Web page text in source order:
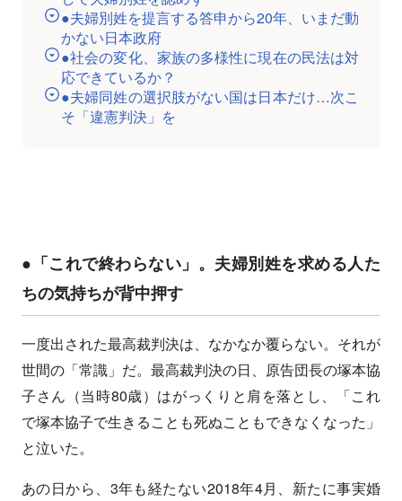
●夫婦別姓を提言する答申から20年、いまだ動
かない日本政府
●社会の変化、家族の多様性に現在の民法は対
応できているか？
●夫婦同姓の選択肢がない国は日本だけ…次こ
そ「違憲判決」を
●「これで終わらない」。夫婦別姓を求める人た
ちの気持ちが背中押す
一度出された最高裁判決は、なかなか覆らない。それが
世間の「常識」だ。最高裁判決の日、原告団長の塚本協
子さん（当時80歳）はがっくりと肩を落とし、「これ
で塚本協子で生きることも死ぬこともできなくなった」
と泣いた。
あの日から、3年も経たない2018年4月、新たに事実婚